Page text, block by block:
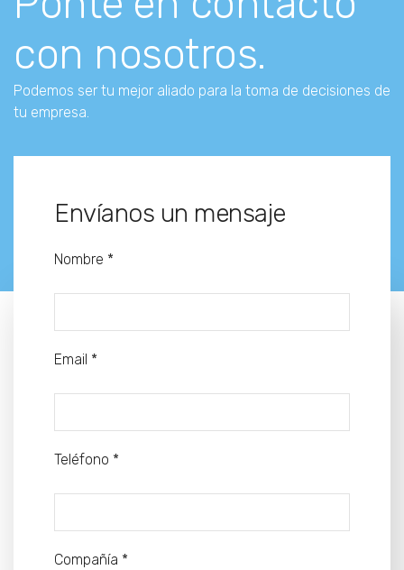
con nosotros.
Podemos ser tu mejor aliado para la toma de decisiones de
tu empresa.
Envíanos un mensaje
Nombre *
Email *
Teléfono *
Compañía *